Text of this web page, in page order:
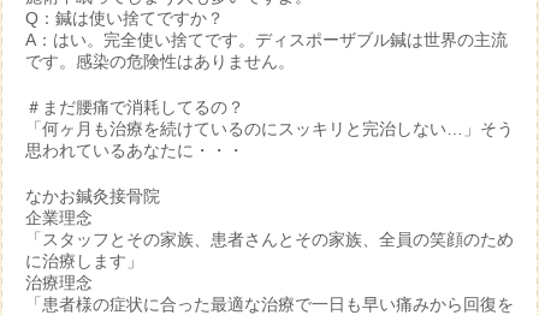
Q：鍼は使い捨てですか？
A：はい。完全使い捨てです。ディスポーザブル鍼は世界の主流
です。感染の危険性はありません。
＃まだ腰痛で消耗してるの？
「何ヶ月も治療を続けているのにスッキリと完治しない…」そう
思われているあなたに・・・
なかお鍼灸接骨院
企業理念
「スタッフとその家族、患者さんとその家族、全員の笑顔のため
に治療します」
治療理念
「患者様の症状に合った最適な治療で一日も早い痛みから回復を